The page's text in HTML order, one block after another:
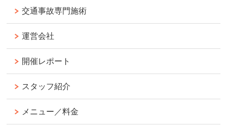
交通事故専門施術
運営会社
開催レポート
スタッフ紹介
メニュー／料金